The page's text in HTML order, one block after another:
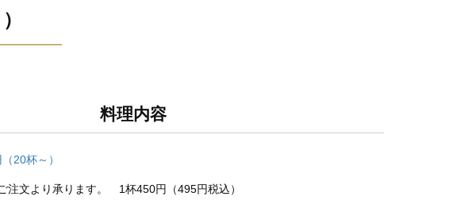
）
料理内容
20杯～）
文より承ります。 1杯450円（495円税込）